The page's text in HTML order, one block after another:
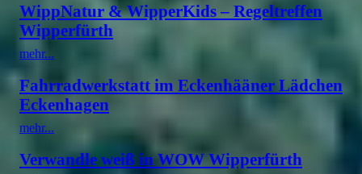
WippNatur & WipperKids – Regeltreffen
Wipperfürth
mehr...
Fahrradwerkstatt im Eckenhääner Lädchen
Eckenhagen
mehr...
Verwandle weiß in WOW Wipperfürth